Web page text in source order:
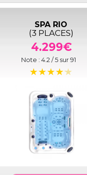
SPA RIO
(3 PLACES)
4.299€
Note : 4.2 / 5 sur91